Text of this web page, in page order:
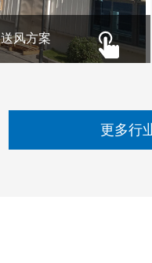
风方案
更多行